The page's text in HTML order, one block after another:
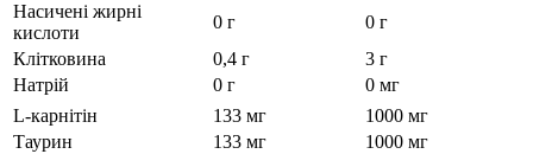
Насичені жирні
кислоти
0 г
0 г
Клітковина
0,4 г
3 г
Натрій
0 г
0 мг
L-карнітін
133 мг
1000 мг
Таурин
133 мг
1000 мг